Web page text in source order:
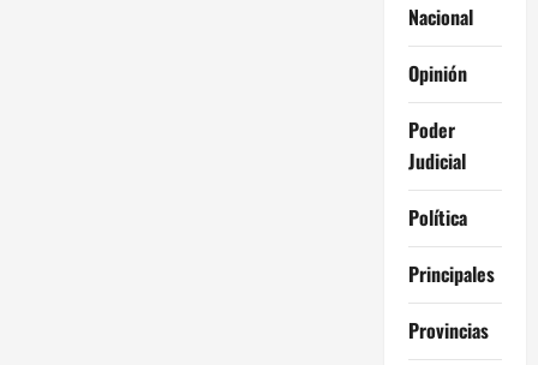
Nacional
Opinión
Poder
Judicial
Política
Principales
Provincias